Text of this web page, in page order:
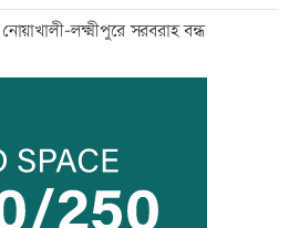
নোয়াখালী-লক্ষ্মীপুরে সরবরাহ বন্ধ
সালমান শাহ হত্যা মামলায় ডন গ্রেফতার